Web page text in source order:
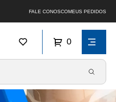
FALE CONOSCOMEUS PEDIDOS
0